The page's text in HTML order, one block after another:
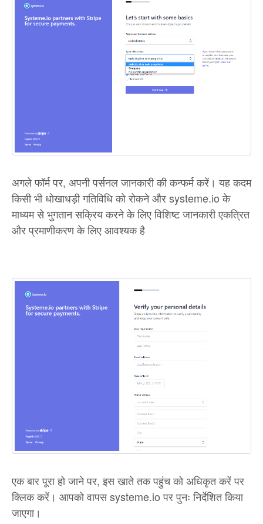
अगले फॉर्म पर, अपनी पर्सनल जानकारी की कन्फर्म करें। यह कदम
किसी भी धोखाधड़ी गतिविधि को रोकने और systeme.io के
माध्यम से भुगतान सक्रिय करने के लिए विशिष्ट जानकारी एकत्रित
और प्रमाणीकरण के लिए आवश्यक है
एक बार पूरा हो जाने पर, इस खाते तक पहुंच को अधिकृत करें पर
क्लिक करें। आपको वापस systeme.io पर पुनः निर्देशित किया
जाएगा।